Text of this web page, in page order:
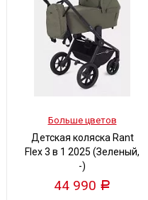
Больше цветов
Детская коляска Rant
Flex 3 в 1 2025 (Зеленый,
-)
44 990 Р